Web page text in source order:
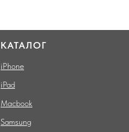
КАТАЛОГ
iPhone
iPad
Macbook
Samsung